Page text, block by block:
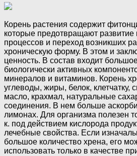
Корень растения содержит
которые предотвращают развитие
процессов и переход возникших
хроническую форму. В этом и
ценность. В состав входит
биологически активных
минералов и витаминов. Корень
углеводы, жиры, белок, клетчатку,
масло, крахмал, натуральные
соединения. В нем больше
лимонах. Для организма полезен
к. под действием кислорода
лечебные свойства. Если
большое количество хрена, его
использовать только в качестве